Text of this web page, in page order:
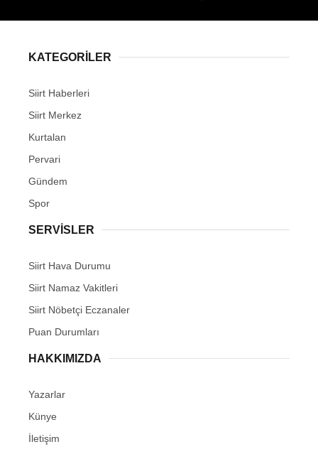
KATEGORİLER
Siirt Haberleri
Siirt Merkez
Kurtalan
Pervari
Gündem
Spor
SERVİSLER
Siirt Hava Durumu
Siirt Namaz Vakitleri
Siirt Nöbetçi Eczanaler
Puan Durumları
HAKKIMIZDA
Yazarlar
Künye
İletişim